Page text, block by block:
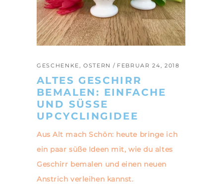
GESCHENKE,OSTERN FEBRUAR 24, 2018
ALTES GESCHIRR
BEMALEN: EINFACHE
UND SÜSSE U
PCYCLINGIDEE
Aus Alt mach Schön: heute bringe ich
ein paar süße Ideen mit, wie du altes
Geschirr bemalen und einen neuen
Anstrich verleihen kannst.